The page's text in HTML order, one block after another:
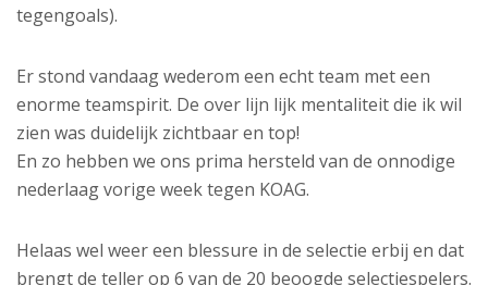
tegengoals).
Er stond vandaag wederom een echt team met een
enorme teamspirit. De over lijn lijk mentaliteit die ik wil
zien was duidelijk zichtbaar en top!
En zo hebben we ons prima hersteld van de onnodige
nederlaag vorige week tegen KOAG.
Helaas wel weer een blessure in de selectie erbij en dat
brengt de teller op 6 van de 20 beoogde selectiespelers.